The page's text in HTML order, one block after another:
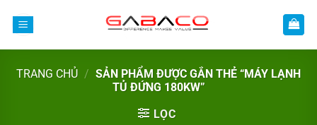
TRANG CHỦ / SẢN PHẨM ĐƯỢC GẮN THẺ “MÁY LẠNH
TỦ ĐỨNG 180KW”
LỌC